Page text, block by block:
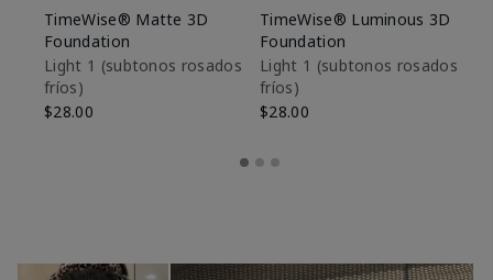
TimeWise® Matte 3D
Foundation
Light 1​ (subtonos rosados
fríos)
$28.00
TimeWise® Luminous 3D
Foundation
Light 1​ (subtonos rosados
fríos)
$28.00